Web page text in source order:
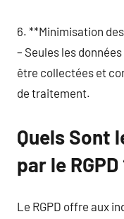
6. **Minimisation
– Seules les
être collectées et
de traitement.
Quels Sont
par le RGPD
Le RGPD offre aux